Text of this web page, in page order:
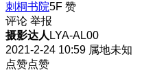
刺桐书院5F 赞
评论 举报
摄影达人 LYA-AL00
2021-2-24 10:59 属地未知
点赞点赞